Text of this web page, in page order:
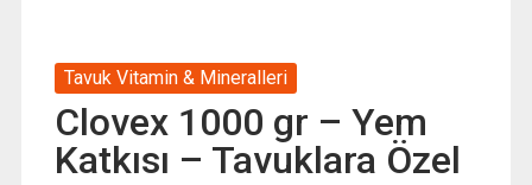
Tavuk Vitamin & Mineralleri
Clovex 1000 gr – Yem
Katkısı – Tavuklara Özel